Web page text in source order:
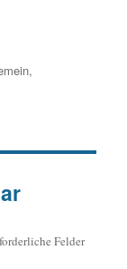
,
Felder